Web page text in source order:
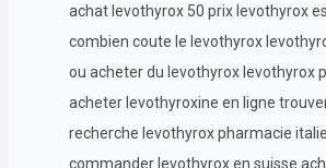
achat levothyrox 50 prix levothyrox
combien coute le levothyrox
ou acheter du levothyrox levothyrox
acheter levothyroxine en ligne
recherche levothyrox pharmacie
commander levothyrox en suisse